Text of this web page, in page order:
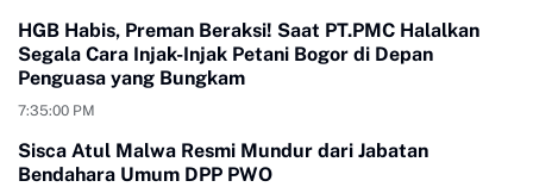
HGB Habis, Preman Beraksi! Saat PT.PMC Halalkan
Segala Cara Injak-Injak Petani Bogor di Depan
Penguasa yang Bungkam
7:35:00 PM
Sisca Atul Malwa Resmi Mundur dari Jabatan
Bendahara Umum DPP PWO